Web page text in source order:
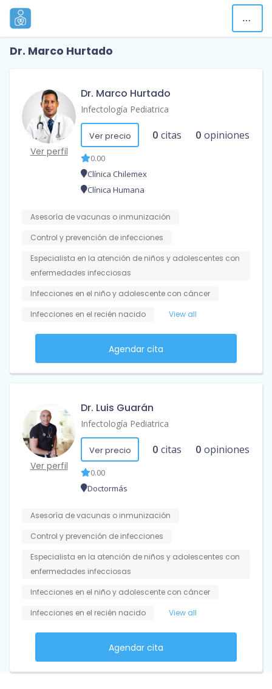
Dr. Marco Hurtado
Ver perfil
Dr. Marco Hurtado
Infectología Pediatrica
Ver precio 0 citas 0 opiniones
0.00
Clínica Chilemex
Clínica Humana
Asesoría de vacunas o inmunización
Control y prevención de infecciones
Especialista en la atención de niños y adolescentes con
enfermedades infecciosas
Infecciones en el niño y adolescente con cáncer
Infecciones en el recién nacido
View all
Agendar cita
Ver perfil
Dr. Luis Guarán
Infectología Pediatrica
Ver precio 0 citas 0 opiniones
0.00
Doctormás
Asesoría de vacunas o inmunización
Control y prevención de infecciones
Especialista en la atención de niños y adolescentes con
enfermedades infecciosas
Infecciones en el niño y adolescente con cáncer
Infecciones en el recién nacido
View all
Agendar cita